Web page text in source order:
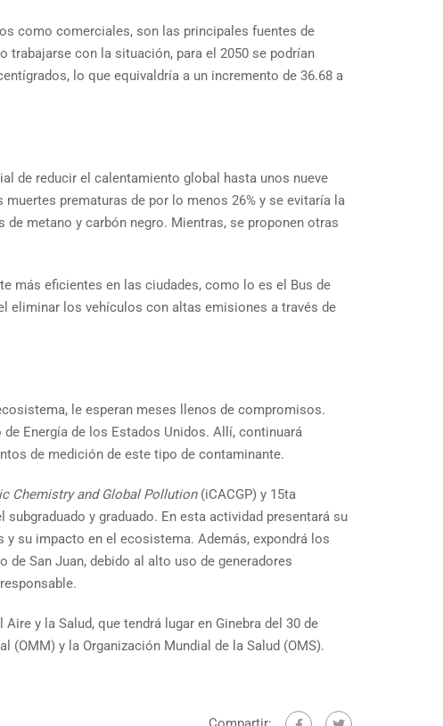
como comerciales, son las principales fuentes de
trabajarse con la situación, para el 2050 se podrían
lo que equivaldría a un incremento de 36.68 a
de reducir el calentamiento global hasta unos nueve
prematuras de por lo menos 26% y se evitaría la
metano y carbón negro. Mientras, se proponen otras
más eficientes en las ciudades, como lo es el Bus de
eliminar los vehículos con altas emisiones a través de
le esperan meses llenos de compromisos.
Energía de los Estados Unidos. Allí, continuará
de medición de este tipo de contaminante.
Chemistry and Global Pollution(iCACGP) y 15ta
y graduado. En esta actividad presentará su
y su impacto en el ecosistema. Además, expondrá los
San Juan, debido al alto uso de generadores
y la Salud, que tendrá lugar en Ginebra del 30 de
y la Organización Mundial de la Salud (OMS).